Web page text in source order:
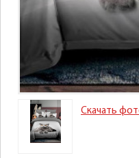
Скачать